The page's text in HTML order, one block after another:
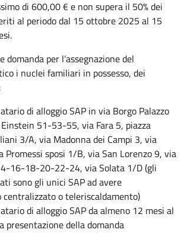
di 600,00 € e non supera il 50% dei
al periodo dal 15 ottobre 2025 al 15
domanda per l’assegnazione del
i nuclei familiari in possesso, dei
di alloggio SAP in via Borgo Palazzo
51-53-55, via Fara 5, piazza
3/A, via Madonna dei Campi 3, via
Promessi sposi 1/B, via San Lorenzo 9, via
16-18-20-22-24, via Solata 1/D (gli
sono gli unici SAP ad avere
centralizzato o teleriscaldamento)
di alloggio SAP da almeno 12 mesi al
presentazione della domanda